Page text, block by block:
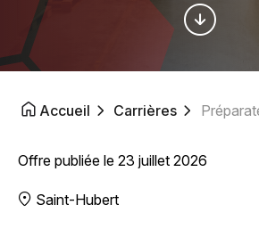
Accueil Carrières
Offre publiée le 23 juillet 2026
Saint-Hubert